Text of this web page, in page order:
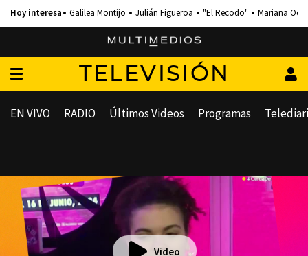
Galilea Montijo Julián Figueroa "El Recodo" Mariana
TELEVISIÓN
EN VIVO RADIO Últimos Videos Programas
Video